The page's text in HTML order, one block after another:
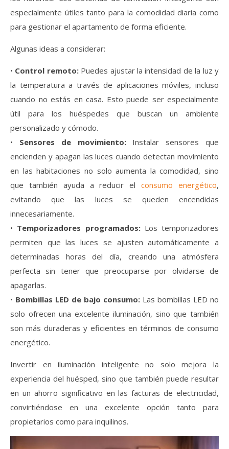
especialmente útiles tanto para la comodidad diaria como
para gestionar el apartamento de forma eficiente.
Algunas ideas a considerar:
• Control remoto:Puedes ajustar la intensidad de la luz y
la temperatura a través de aplicaciones móviles, incluso
cuando no estás en casa. Esto puede ser especialmente
útil para los huéspedes que buscan un ambiente
personalizado y cómodo.
• Sensores de movimiento:Instalar sensores que
encienden y apagan las luces cuando detectan movimiento
en las habitaciones no solo aumenta la comodidad, sino
que también ayuda a reducir elconsumo energético,
evitando que las luces se queden encendidas
innecesariamente.
• Temporizadores programados:Los temporizadores
permiten que las luces se ajusten automáticamente a
determinadas horas del día, creando una atmósfera
perfecta sin tener que preocuparse por olvidarse de
apagarlas.
• Bombillas LED de bajo consumo: Las bombillas LED no
solo ofrecen una excelente iluminación, sino que también
son más duraderas y eficientes en términos de consumo
energético.
Invertir en iluminación inteligente no solo mejora la
experiencia del huésped, sino que también puede resultar
en un ahorro significativo en las facturas de electricidad,
convirtiéndose en una excelente opción tanto para
propietarios como para inquilinos.